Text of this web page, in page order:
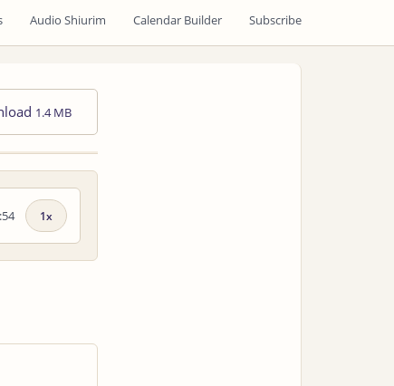
Audio Shiurim Calendar Builder Subscribe
1.4 MB
Playback